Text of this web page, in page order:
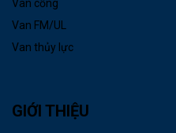
Van cổng
Van FM/UL
Van thủy lực
GIỚI THIỆU